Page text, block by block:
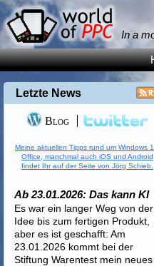
In a
Letzte News
Blog
Meine aktuellen Tipps rund um Windows
Office, manchmal auch iOS und Android
findet Ihr auf der Seite von Jörg Schieb.
Ab 23.01.2026: Das kann KI
Es war ein langer Weg von der
Idee bis zum fertigen Produkt,
aber es ist geschafft: Am
23.01.2026 kommt bei der
Stiftung Warentest mein neues